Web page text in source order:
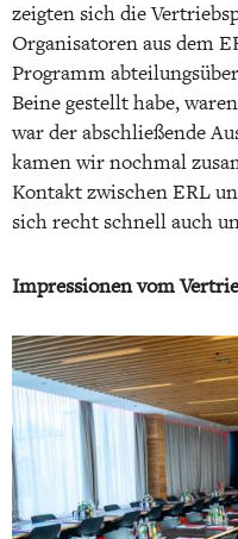
zeigten sich die
Organisatoren aus dem
Programm
Beine gestellt habe,
war der abschließende
kamen wir nochmal
Kontakt zwischen ERL
sich recht schnell auch
Impressionen vom